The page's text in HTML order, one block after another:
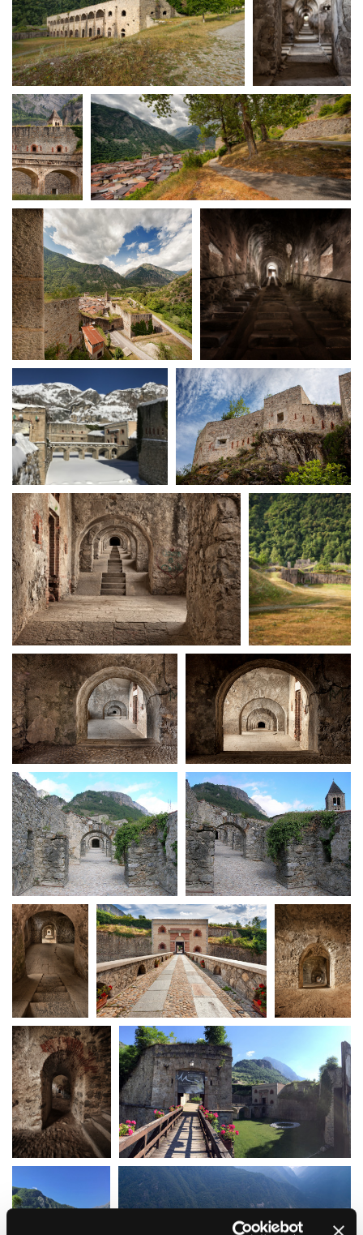
FILM DATABASE
BOOK DATABASE
NEWS
CASTING
Stage - Tirocini - Scuola e
Lavoro
Elenco Operatori Economici
per affidamento lavori in
economia
Amministrazione trasparente
Bandi e gare
Contatti
Privacy
Cookie policy
Whistleblowing
Credits